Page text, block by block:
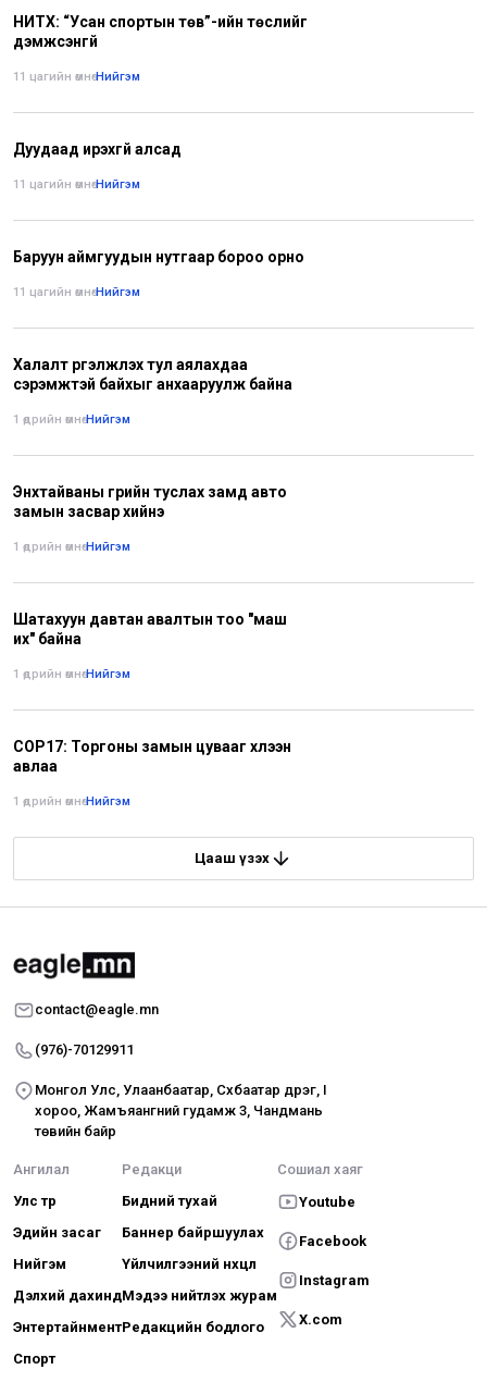
НИТХ: “Усан спортын төв”-ийн төслийг
дэмжсэнгүй
11 цагийн өмнө•Нийгэм
Дуудаад ирэхгүй алсад
11 цагийн өмнө•Нийгэм
Баруун аймгуудын нутгаар бороо орно
11 цагийн өмнө•Нийгэм
Халалт үргэлжлэх тул аялахдаа
сэрэмжтэй байхыг анхааруулж байна
1 өдрийн өмнө•Нийгэм
Энхтайваны гүүрийн туслах замд авто
замын засвар хийнэ
1 өдрийн өмнө•Нийгэм
Шатахуун давтан авалтын тоо "маш
их" байна
1 өдрийн өмнө•Нийгэм
COP17: Торгоны замын цувааг хүлээн
авлаа
1 өдрийн өмнө•Нийгэм
Цааш үзэх
contact@eagle.mn
(976)-70129911
Монгол Улс, Улаанбаатар, Сүхбаатар дүүрэг, I
хороо, Жамъяангүний гудамж 3, Чандмань
төвийн байр
Ангилал
Улс төр
Эдийн засаг
Нийгэм
Дэлхий дахинд
Энтертайнмент
Спорт
Редакци
Бидний тухай
Баннер байршуулах
Үйлчилгээний нөхцөл
Мэдээ нийтлэх журам
Редакцийн бодлого
Сошиал хаяг
Youtube
Facebook
Instagram
X.com